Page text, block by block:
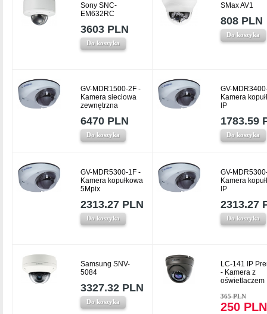
Sony SNC-
EM632RC
3603 PLN
Do koszyka
SMax AV1
808 PLN
Do koszyka
GV-MDR1500-2F -
Kamera sieciowa
zewnętrzna
6470 PLN
Do koszyka
GV-
Kamera
IP
1783.59
Do koszyka
GV-MDR5300-1F -
Kamera kopułkowa
5Mpix
2313.27 PLN
Do koszyka
GV-
Kamera
IP
2313.27
Do koszyka
Samsung SNV-
5084
3327.32 PLN
Do koszyka
LC-141 IP
- Kamera z
oświetlaczem
365 PLN
250 PLN